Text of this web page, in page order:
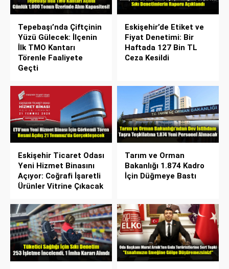
Tepebaşı’nda Çiftçinin
Yüzü Gülecek: İlçenin
İlk TMO Kantarı
Törenle Faaliyete
Geçti
Eskişehir’de Etiket ve
Fiyat Denetimi: Bir
Haftada 127 Bin TL
Ceza Kesildi
Eskişehir Ticaret Odası
Yeni Hizmet Binasını
Açıyor: Coğrafi İşaretli
Ürünler Vitrine Çıkacak
Tarım ve Orman
Bakanlığı 1.874 Kadro
İçin Düğmeye Bastı